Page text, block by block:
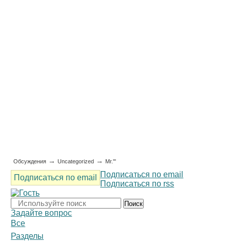
Обсуждения →Uncategorized → Mr.'"
Подписаться по email
Подписаться по email
Подписаться по rss
Поиск
Задайте вопрос
Все
Разделы